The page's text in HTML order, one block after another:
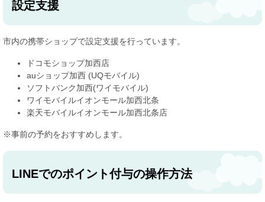
設定支援
市内の携帯ショップで設定支援を行っています。
ドコモショップ加西店
auショップ加西 (UQモバイル)
ソフトバンク加西(ワイモバイル)
ワイモバイルイオンモール加西北条
楽天モバイルイオンモール加西北条店
※事前の予約をおすすめします。
LINEでのポイント付与の操作方法